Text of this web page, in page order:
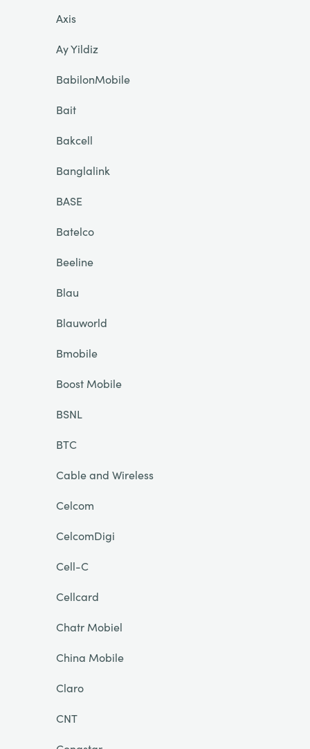
Axis
Ay Yildiz
BabilonMobile
Bait
Bakcell
Banglalink
BASE
Batelco
Beeline
Blau
Blauworld
Bmobile
Boost Mobile
BSNL
BTC
Cable and Wireless
Celcom
CelcomDigi
Cell-C
Cellcard
Chatr Mobiel
China Mobile
Claro
CNT